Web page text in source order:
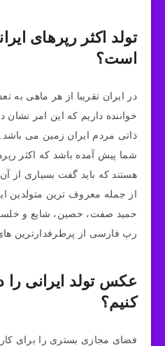
تولد اکثر رپرهای
است؟
در ایران تقریبا از هر ماهی به
خواننده داریم که این امر نشان
ذاتی مردم ایران زمین می
شما پیش آمده باشد که اکثر
هستند که باید گفت بسیاری از
از جمله معروف ترین متولدین
حمید صفت، حصین، شایع و
رپ فارسی از پرطرفدارترین
عکس تولد ایرانی
کنیم؟
فضای مجازی بستری را برای